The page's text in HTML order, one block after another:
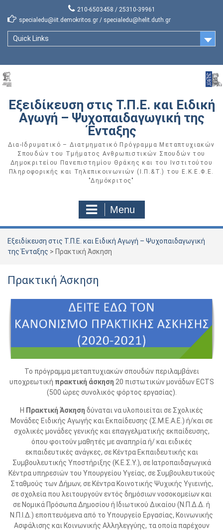
content
210-6503458 / 25310-39961
specialedu@iit.demokritos.gr / specialedu@helit.duth.gr
Quick Links
Εξειδίκευση στις Τ.Π.Ε. και Ειδική
Αγωγή – Ψυχοπαιδαγωγική της
Ένταξης
Δια-Ιδρυματικό – Διατμηματικό Πρόγραμμα Μεταπτυχιακών
Σπουδών του Τμήματος Ανθρωπιστικών Σπουδών του
Δημοκριτείου Πανεπιστημίου Θράκης και του Ινστιτούτου
Πληροφορικής και Τηλεπικοινωνιών (Ι.Π.&Τ.) του Ε.Κ.Ε.Φ.Ε.
"Δημόκριτος"
Menu
Εξειδίκευση στις Τ.Π.Ε. και Ειδική Αγωγή – Ψυχοπαιδαγωγική
της Ένταξης > Πρακτική Άσκηση
Πρακτική Άσκηση
Το πρόγραμμα μεταπτυχιακών σπουδών περιλαμβάνει
υποχρεωτική πρακτική άσκηση 20 πιστωτικών μονάδων ECTS
(500 ώρες συνολικός φόρτος εργασίας).
Η Πρακτική Άσκηση δύναται να υλοποιείται σε Σχολικές
Μονάδες Ειδικής Αγωγής και Εκπαίδευσης (Σ.Μ.Ε.Α.Ε.) ή/και σε
σχολικές μονάδες γενικής και επαγγελματικής εκπαίδευσης,
όπου φοιτούν μαθητές με αναπηρία ή/ και ειδικές
εκπαιδευτικές ανάγκες, σε Κέντρα Εκπαιδευτικής και
Συμβουλευτικής Υποστήριξης (Κ.Ε.Σ.Υ.), σε Ιατροπαιδαγωγικά
Κέντρα υπηρεσιών του Υπουργείου Υγείας, σε Συμβουλευτικούς
Σταθμούς των Δήμων, σε Κέντρα Κοινοτικής Ψυχικής Υγιεινής,
σε σχολεία που λειτουργούν εντός δημόσιων νοσοκομείων και
σε Νομικά Πρόσωπα Δημοσίου ή Ιδιωτικού Δικαίου (Ν.Π.Δ.Δ. ή
Ν.Π.Ι.Δ.) εποπτευόμενα από το Υπουργείο Εργασίας, Κοινωνικής
Ασφάλισης και Κοινωνικής Αλληλεγγύης, τα οποία παρέχουν